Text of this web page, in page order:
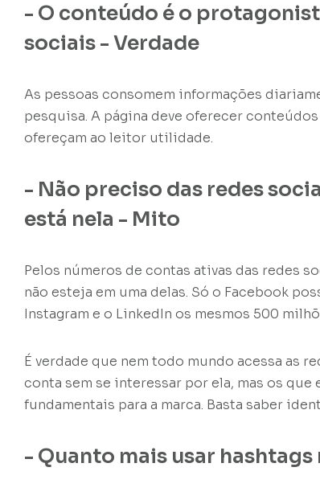
- O conteúdo é o
sociais - Verdade
As pessoas consomem informações
pesquisa. A página deve oferecer
ofereçam ao leitor utilidade.
- Não preciso das redes
está nela - Mito
Pelos números de contas ativas das redes
não esteja em uma delas. Só o Facebook
Instagram e o LinkedIn os mesmos 500
É verdade que nem todo mundo acessa as
conta sem se interessar por ela, mas os
fundamentais para a marca. Basta saber
- Quanto mais usar